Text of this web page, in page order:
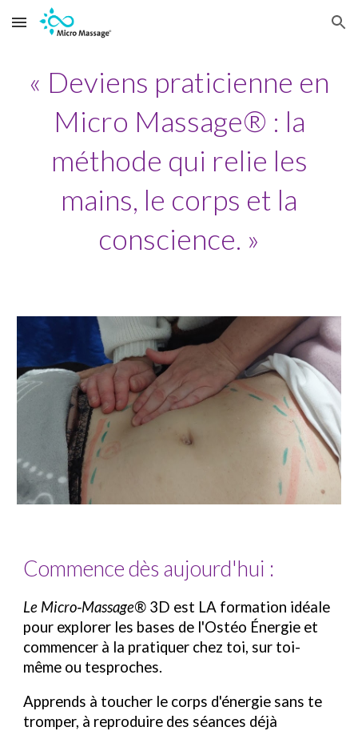
Skip to main content Skip to navigation
« Deviens praticienne en
Micro Massage® : la
méthode qui relie les
mains, le corps et la
conscience. »
Commence dès aujourd'hui :
Le Micro‑Massage® 3D est LA formation idéale
pour explorer les bases de l'Ostéo Énergie et
commencer à la pratiquer chez toi, sur toi-
même ou tesproches.
Apprends à toucher le corps d'énergie sans te
tromper, à reproduire des séances déjà